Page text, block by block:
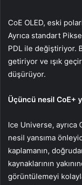
CoE OLED, eski
Ayrıca standart
PDL ile değiştiriyor.
getiriyor ve ışık
düşürüyor.
Üçüncü nesil CoE+
Ice Universe, ayrıca
nesil yansıma
kaplamanın,
kaynaklarının
görüntülemeyi